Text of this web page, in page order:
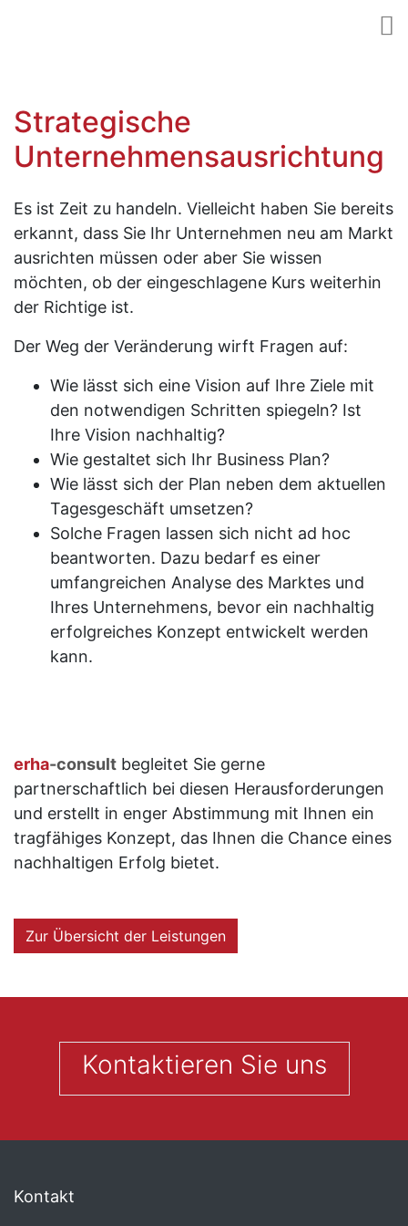
Strategische
Unternehmensausrichtung
Es ist Zeit zu handeln. Vielleicht haben Sie bereits
erkannt, dass Sie Ihr Unternehmen neu am Markt
ausrichten müssen oder aber Sie wissen
möchten, ob der eingeschlagene Kurs weiterhin
der Richtige ist.
Der Weg der Veränderung wirft Fragen auf:
Wie lässt sich eine Vision auf Ihre Ziele mit
den notwendigen Schritten spiegeln? Ist
Ihre Vision nachhaltig?
Wie gestaltet sich Ihr Business Plan?
Wie lässt sich der Plan neben dem aktuellen
Tagesgeschäft umsetzen?
Solche Fragen lassen sich nicht ad hoc
beantworten. Dazu bedarf es einer
umfangreichen Analyse des Marktes und
Ihres Unternehmens, bevor ein nachhaltig
erfolgreiches Konzept entwickelt werden
kann.
erha-consult begleitet Sie gerne
partnerschaftlich bei diesen Herausforderungen
und erstellt in enger Abstimmung mit Ihnen ein
tragfähiges Konzept, das Ihnen die Chance eines
nachhaltigen Erfolg bietet.
Zur Übersicht der Leistungen
Kontaktieren Sie uns
Kontakt